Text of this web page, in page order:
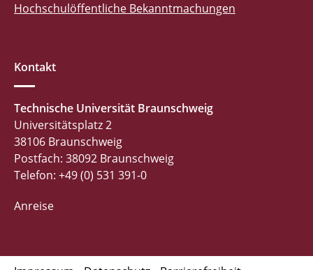
Hochschulöffentliche Bekanntmachungen
Kontakt
Technische Universität Braunschweig
Universitätsplatz 2
38106 Braunschweig
Postfach: 38092 Braunschweig
Telefon: +49 (0) 531 391-0
Anreise